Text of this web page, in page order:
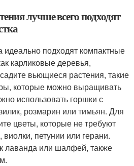
лучше всего подходят
идеально подходят компактные
карликовые деревья,
вьющиеся растения, такие
которые можно выращивать
использовать горшки с
розмарин или тимьян. Для
цветы, которые не требуют
петунии или герани.
лаванда или шалфей, также